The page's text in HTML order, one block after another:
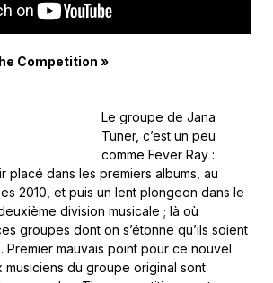
Competition »
Le groupe de Jana
Tuner, c’est un peu
comme Fever Ray :
placé dans les premiers albums, au
2010, et puis un lent plongeon dans le
division musicale ; là où
groupes dont on s’étonne qu’ils soient
Premier mauvais point pour ce nouvel
musiciens du groupe original sont